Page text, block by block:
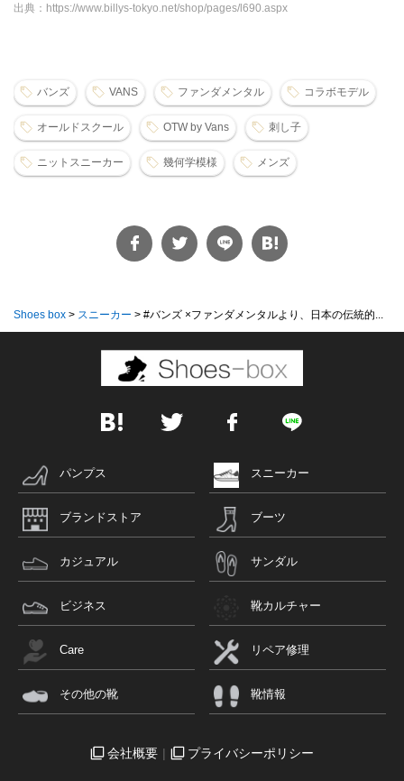
出典：https://www.billys-tokyo.net/shop/pages/l690.aspx
バンズ VANS ファンダメンタル コラボモデル
オールドスクール OTW by Vans 刺し子
ニットスニーカー 幾何学模様 メンズ
Shoes box > スニーカー > #バンズ ×ファンダメンタルより、日本の伝統的...
パンプス スニーカー
ブランドストア ブーツ
カジュアル サンダル
ビジネス 靴カルチャー
Care リペア修理
その他の靴 靴情報
会社概要 プライバシーポリシー